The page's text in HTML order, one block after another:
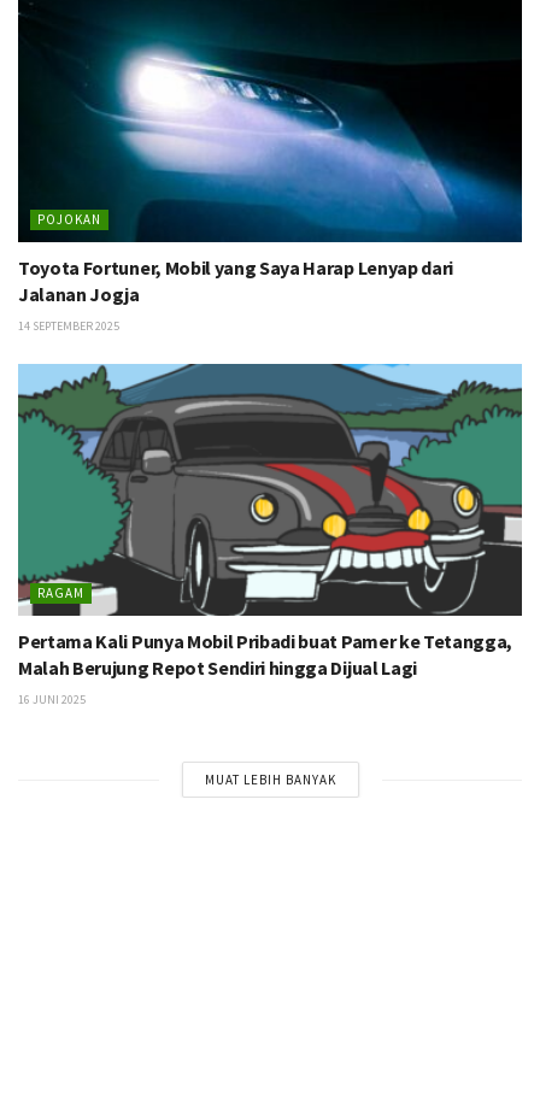
POJOKAN
Toyota Fortuner, Mobil yang Saya Harap Lenyap dari
Jalanan Jogja
14 SEPTEMBER 2025
RAGAM
Pertama Kali Punya Mobil Pribadi buat Pamer ke Tetangga,
Malah Berujung Repot Sendiri hingga Dijual Lagi
16 JUNI 2025
MUAT LEBIH BANYAK